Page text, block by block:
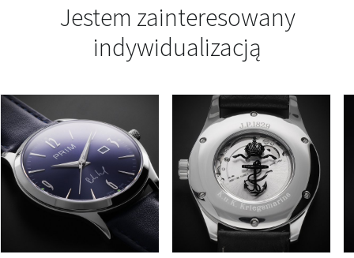
Jestem zainteresowany
indywidualizacją